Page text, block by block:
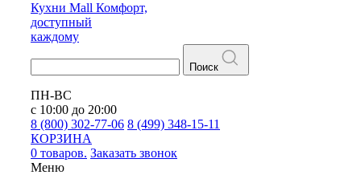
Кухни Mall Комфорт,
доступный
каждому
Поиск
ПН-ВС
с 10:00 до 20:00
8 (800) 302-77-06 8 (499) 348-15-11
КОРЗИНА
0 товаров. Заказать звонок
Меню